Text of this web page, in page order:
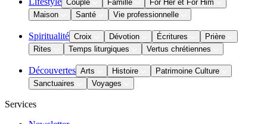
Couple Famille
For Her et For Him
Maison
Santé Vie professionnelle
Spiritualité Croix Dévotion Écritures
Prière
Rites
Temps liturgiques Vertus chrétiennes
Découvertes Arts Histoire
Patrimoine Culture
Sanctuaires
Voyages
Services